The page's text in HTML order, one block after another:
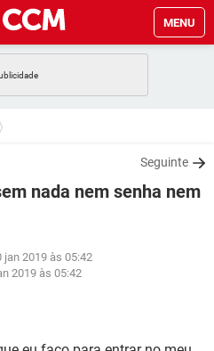
MENU
GMAIL
WHATSAPP
EXCEL
FACEBOOK
EXCEL
Seguinte
nada nem senha nem
jan 2019 às 05:42
2019 às 05:42